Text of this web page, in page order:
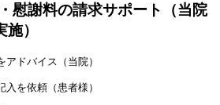
慰謝料の請求サポート（当院
）
ドバイス（当院）
を依頼（患者様）